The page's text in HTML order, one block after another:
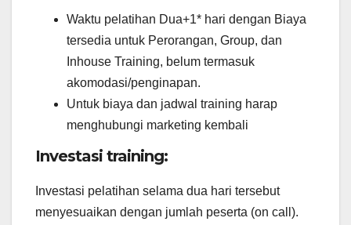
Waktu pelatihan Dua+1* hari dengan Biaya
tersedia untuk Perorangan, Group, dan
Inhouse Training, belum termasuk
akomodasi/penginapan.
Untuk biaya dan jadwal training harap
menghubungi marketing kembali
Investasi training:
Investasi pelatihan selama dua hari tersebut
menyesuaikan dengan jumlah peserta (on call).